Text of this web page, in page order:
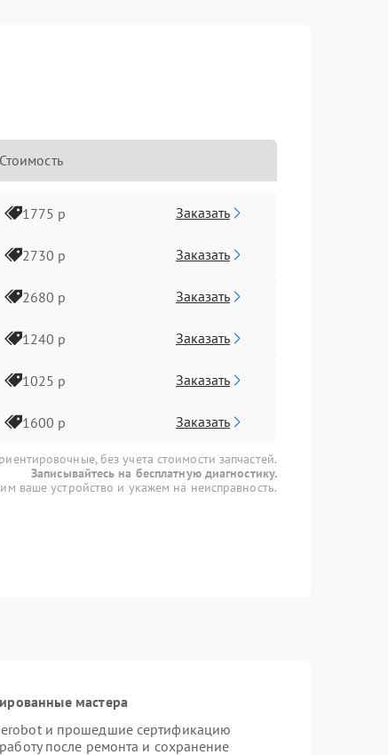
Стоимость
1775 р Заказать
2730 р Заказать
2680 р Заказать
1240 р Заказать
1025 р Заказать
1600 р Заказать
без учета стоимости запчастей.
Записывайтесь на бесплатную диагностику.
ваше устройство и укажем на неисправность.
мастера
и прошедшие сертификацию
после ремонта и сохранение